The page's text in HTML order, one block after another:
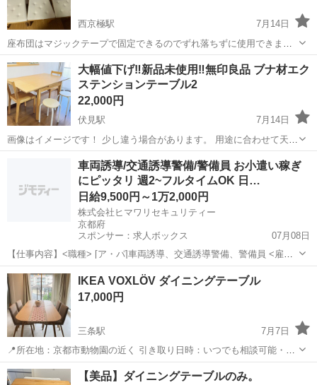
西京極駅
7月14日
座布団はマジックテープで固定できるのでずれ落ちずに使用できます
^_^ 傷など使用感がありますがまだまだ使って頂けます！ 椅子は三脚
です。一つだけ背もたれの真ん中が抜けてます。 中古品だということ
をご理解頂き、ノークレーム...
京都 京都市 西京極駅 テーブル ダイニング
大幅値下げ‼️新品未使用‼️無印良品 ブナ材エク
ステンションテーブル2
22,000円
伏見駅
7月14日
画像はイメージです！ 少し違う場合があります。 用途に合わせて天板
の幅を85cmから135cmへ拡張可能な、ブナ材を使用した機能的なテー
伏見駅 テーブル
車両誘導/交通誘導警備/警備員 お小遣い稼ぎ
にピッタリ 週2~フルタイムOK 日…
日給9,500円～1万2,000円
株式会社ヒマワリセキュリティー
京都府
スポンサー：求人ボックス
07月08日
【仕事内容】<職種> [ア・パ]車両誘導、交通誘導警備、警備員 <雇用
形態> アルバイト・パート <給与> [ア・パ]日給9,500円～12,000円 交
通費:一部支給 規定あり <月収例> 日勤 週3勤務の場合 日給9,5001...
アルバイト・パート
IKEA VOXLÖV ダイニングテーブル
17,000円
三条駅
7月7日
📍所在地：京都市動物園の近く 引き取り日時：いつでも相談可能・直
接引き取りのみ 商品名：IKEA VOXLÖV ダイニングテーブル サイ
ズ：180cm × 90cm 状態：新品同様（使用頻度少なめ） 商...
京都 京都市 三条駅 テーブル ダイニング
【美品】ダイニングテーブルのみ。